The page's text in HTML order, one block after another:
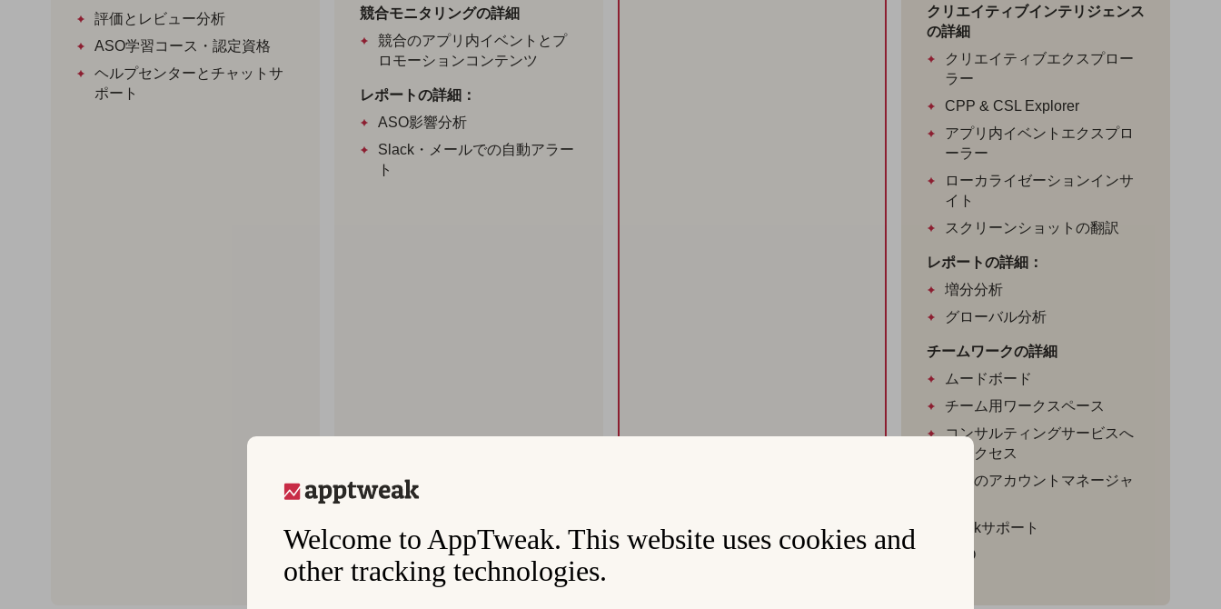
Welcome to AppTweak. This website uses cookies and
other tracking technologies.
評価とレビュー分析
ASO学習コース・認定資格
ヘルプセンターとチャットサ
ポート
競合モニタリングの詳細
競合のアプリ内イベントとプ
ロモーションコンテンツ
レポートの詳細：
ASO影響分析
Slack・メールでの自動アラー
ト
クリエイティブインテリジェンス
の詳細
クリエイティブエクスプロー
ラー
CPP & CSL Explorer
アプリ内イベントエクスプロ
ーラー
ローカライゼーションインサ
イト
スクリーンショットの翻訳
レポートの詳細：
増分分析
グローバル分析
チームワークの詳細
ムードボード
チーム用ワークスペース
コンサルティングサービスへ
のアクセス
専任のアカウントマネージャ
Slackサポート
SSO